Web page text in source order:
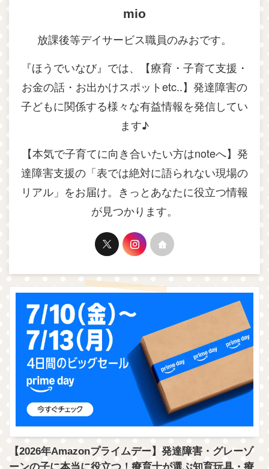
mio
放課後等デイサービス職員のみおです。
『ほうでいなび』では、【療育・子育て支援・
お金の話・お出かけスポットetc..】発達障害の
子どもに関係する様々な有益情報を発信してい
ます♪
【本気で子育てに向き合いたい方はnoteへ】発
達障害支援の「表では絶対に語られない現場の
リアル」をお届け。きっとあなたに役立つ情報
が見つかります。
【2026年Amazonプライムデー】発達障害・グレーゾ